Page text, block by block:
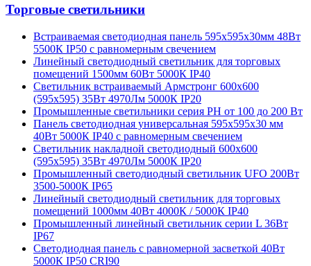
Торговые светильники
Встраиваемая светодиодная панель 595х595х30мм 48Вт
5500К IP50 с равномерным свечением
Линейный светодиодный светильник для торговых
помещений 1500мм 60Вт 5000К IP40
Светильник встраиваемый Армстронг 600х600
(595х595) 35Вт 4970Лм 5000К IP20
Промышленные светильники серия PH от 100 до 200 Вт
Панель светодиодная универсальная 595х595х30 мм
40Вт 5000К IP40 с равномерным свечением
Светильник накладной светодиодный 600х600
(595х595) 35Вт 4970Лм 5000К IP20
Промышленный светодиодный светильник UFO 200Вт
3500-5000К IP65
Линейный светодиодный светильник для торговых
помещений 1000мм 40Вт 4000К / 5000К IP40
Промышленный линейный светильник серии L 36Вт
IP67
Светодиодная панель с равномерной засветкой 40Вт
5000К IP50 CRI90